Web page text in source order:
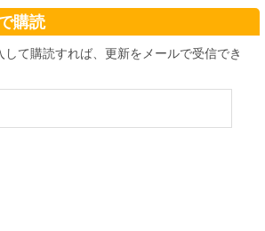
購読
して購読すれば、更新をメールで受信でき